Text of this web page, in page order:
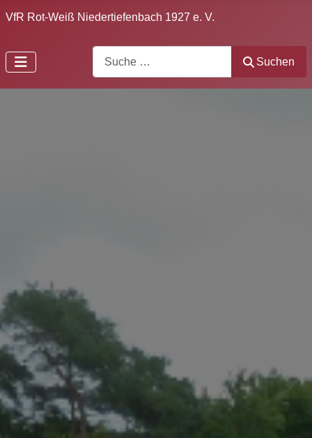
VfR Rot-Weiß Niedertiefenbach 1927 e. V.
Suchen